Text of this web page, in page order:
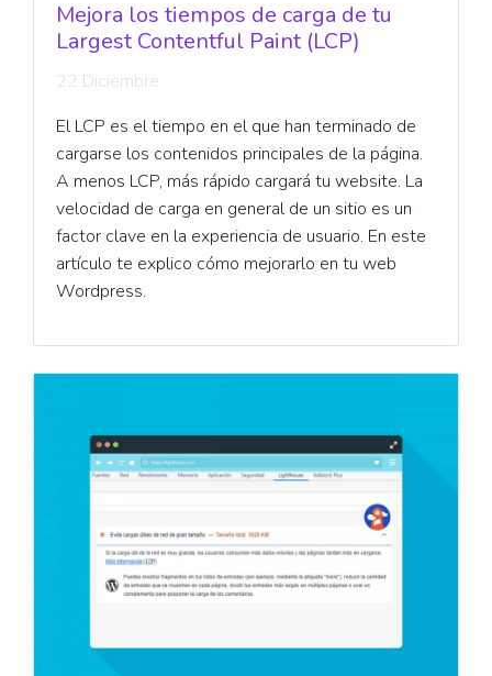
Mejora los tiempos de carga de tu
Largest Contentful Paint (LCP)
22 Diciembre
El LCP es el tiempo en el que han terminado de
cargarse los contenidos principales de la página.
A menos LCP, más rápido cargará tu website. La
velocidad de carga en general de un sitio es un
factor clave en la experiencia de usuario. En este
artículo te explico cómo mejorarlo en tu web
Wordpress.